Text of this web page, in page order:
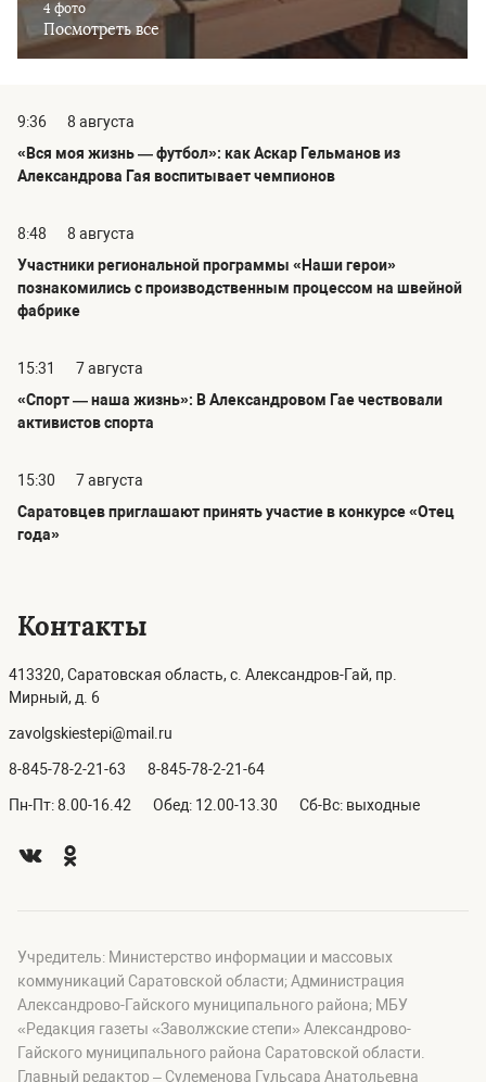
4 фото
Посмотреть все
9:36
8 августа
«Вся моя жизнь — футбол»: как Аскар Гельманов из
Александрова Гая воспитывает чемпионов
8:48
8 августа
Участники региональной программы «Наши герои»
познакомились с производственным процессом на швейной
фабрике
15:31
7 августа
«Спорт — наша жизнь»: В Александровом Гае чествовали
активистов спорта
15:30
7 августа
Саратовцев приглашают принять участие в конкурсе «Отец
года»
Контакты
413320, Саратовская область, с. Александров-Гай, пр.
Мирный, д. 6
zavolgskiestepi@mail.ru
8-845-78-2-21-63 8-845-78-2-21-64
Пн-Пт: 8.00-16.42 Обед: 12.00-13.30 Сб-Вс: выходные
Учредитель: Министерство информации и массовых
коммуникаций Саратовской области; Администрация
Александрово-Гайского муниципального района; МБУ
«Редакция газеты «Заволжские степи» Александрово-
Гайского муниципального района Саратовской области.
Главный редактор – Сулеменова Гульсара Анатольевна